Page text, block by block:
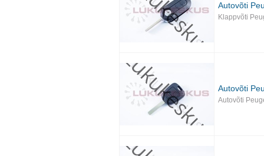
Autovõti
Klappvõti
Autovõti
Autovõti